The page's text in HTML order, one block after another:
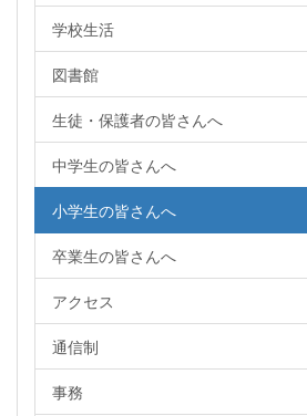
学校生活
図書館
生徒・保護者の皆さんへ
中学生の皆さんへ
小学生の皆さんへ
卒業生の皆さんへ
アクセス
通信制
事務